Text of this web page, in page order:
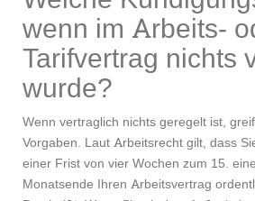
wenn im Arbeits-
Tarifvertrag nichts
wurde?
Wenn vertraglich nichts geregelt ist,
Vorgaben. Laut Arbeitsrecht gilt, dass
einer Frist von vier Wochen zum 15.
Monatsende Ihren Arbeitsvertrag